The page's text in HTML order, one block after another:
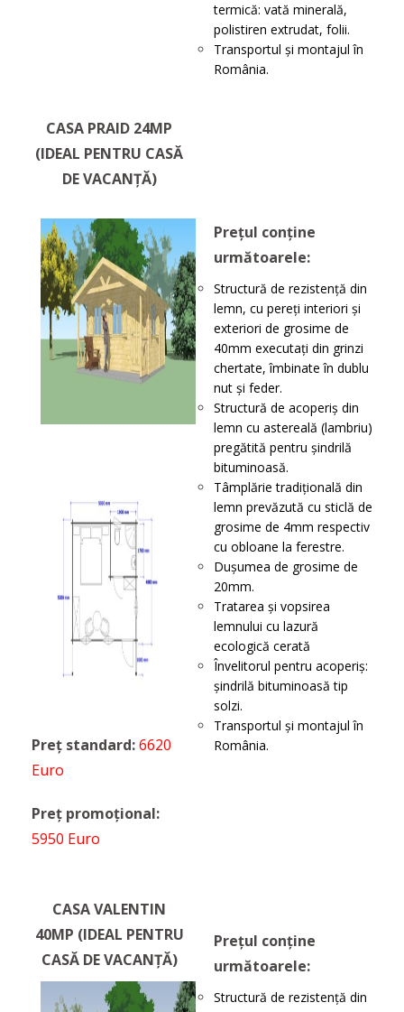
termică: vată minerală,
polistiren extrudat, folii.
Transportul şi montajul în
România.
CASA PRAID 24MP
(IDEAL PENTRU CASĂ
DE VACANȚĂ)
Preț standard:6620
Euro
Preț promoțional:
5950 Euro
Prețul conține
următoarele:
Structură de rezistenţă din
lemn, cu pereţi interiori și
exteriori de grosime de
40mm executați din grinzi
chertate, îmbinate în dublu
nut și feder.
Structură de acoperiş din
lemn cu astereală (lambriu)
pregătită pentru șindrilă
bituminoasă.
Tâmplărie tradițională din
lemn prevăzută cu sticlă de
grosime de 4mm respectiv
cu obloane la ferestre.
Dușumea de grosime de
20mm.
Tratarea și vopsirea
lemnului cu lazură
ecologică cerată
Învelitorul pentru acoperiș:
șindrilă bituminoasă tip
solzi.
Transportul şi montajul în
România.
CASA VALENTIN
40MP (IDEAL PENTRU
CASĂ DE VACANȚĂ)
Prețul conține
următoarele:
Structură de rezistenţă din